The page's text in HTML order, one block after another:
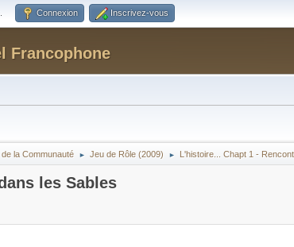
Connexion Inscrivez-vous
Francophone
la Communauté ► Jeu de Rôle (2009) ► L'histoire... Chapt 1 -
les Sables